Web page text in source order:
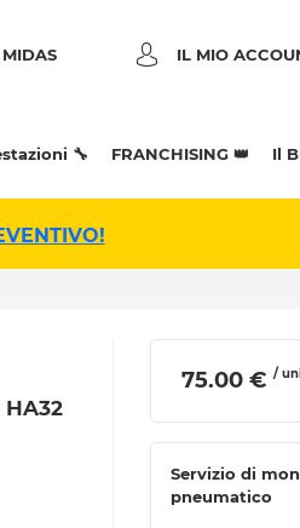
IL MIO
🔧 FRANCHISING 👑 Il
HA32
75.00 € /
Servizio di
pneumatico